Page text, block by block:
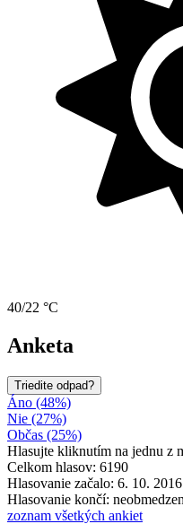
40/22 °C
Anketa
Triedite odpad?
Áno (48%)
Nie (27%)
Občas (25%)
Hlasujte kliknutím na jednu z
Celkom hlasov: 6190
Hlasovanie začalo: 6. 10. 2016
Hlasovanie končí:
zoznam všetkých ankiet